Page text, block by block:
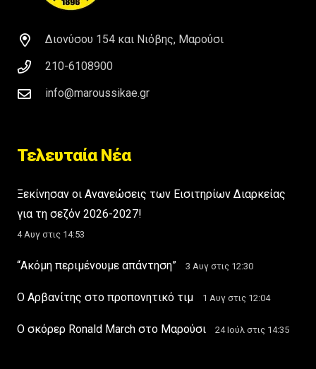
Διονύσου 154 και Νιόβης, Μαρούσι
210-6108900
info@maroussikae.gr
Τελευταία Νέα
Ξεκίνησαν οι Ανανεώσεις των Εισιτηρίων Διαρκείας
για τη σεζόν 2026-2027!
4 Αυγ στις 14:53
“Ακόμη περιμένουμε απάντηση” 3 Αυγ στις 12:30
Ο Αρβανίτης στο προπονητικό τιμ 1 Αυγ στις 12:04
Ο σκόρερ Ronald March στο Μαρούσι 24 Ιούλ στις 14:35